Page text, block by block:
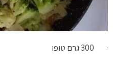
· 300 גרם טופו